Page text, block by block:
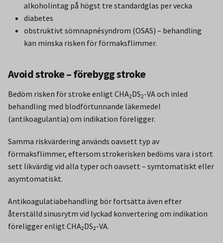
alkoholintag på högst tre standardglas per vecka
diabetes
obstruktivt sömnapnésyndrom (OSAS) – behandling
kan minska risken för förmaksflimmer.
Avoid stroke – förebygg stroke
Bedöm risken för stroke enligt CHA2DS2-VA och inled
behandling med blodförtunnande läkemedel
(antikoagulantia) om indikation föreligger.
Samma riskvärdering används oavsett typ av
förmaksflimmer, eftersom strokerisken bedöms vara i stort
sett likvärdig vid alla typer och oavsett – symtomatiskt eller
asymtomatiskt.
Antikoagulatiabehandling bör fortsätta även efter
återställd sinusrytm vid lyckad konvertering om indikation
föreligger enligt CHA₂DS₂-VA.